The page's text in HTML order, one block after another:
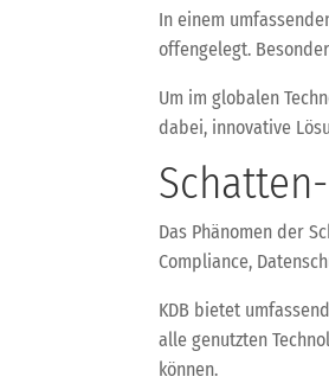
In einem
offengelegt.
Um im globalen
dabei, innovative
Das Phänomen der
Compliance,
KDB bietet
alle genutzten
können.